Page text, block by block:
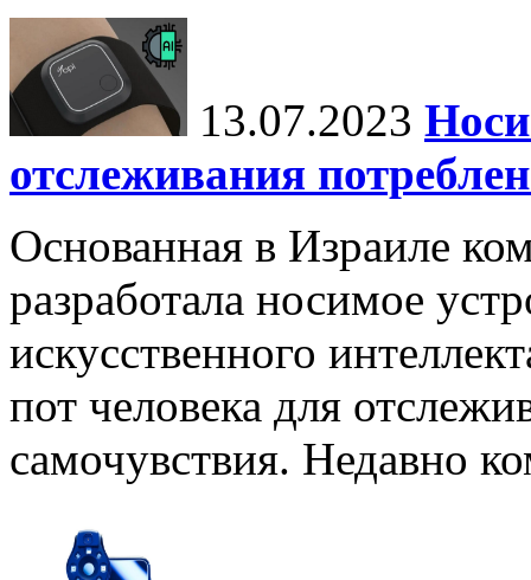
13.07.2023
отслеживания
Основанная в Израиле
разработала носимое
искусственного
пот человека для
самочувствия. Недавно